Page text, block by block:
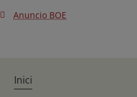
Anuncio BOE
Inici